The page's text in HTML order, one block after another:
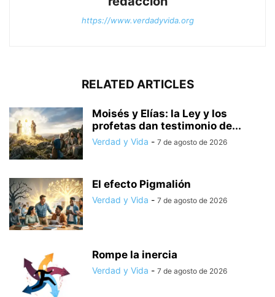
https://www.verdadyvida.org
RELATED ARTICLES
Moisés y Elías: la Ley y los
profetas dan testimonio de...
Verdad y Vida - 7 de agosto de 2026
El efecto Pigmalión
Verdad y Vida - 7 de agosto de 2026
Rompe la inercia
Verdad y Vida - 7 de agosto de 2026